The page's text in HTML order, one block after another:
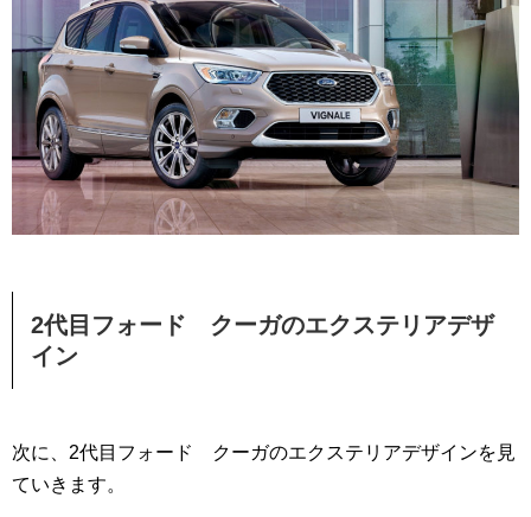
2代目フォード クーガのエクステリアデザ
イン
次に、2代目フォード クーガのエクステリアデザインを見
ていきます。